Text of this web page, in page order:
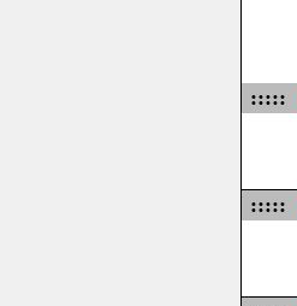
:::::
:::::